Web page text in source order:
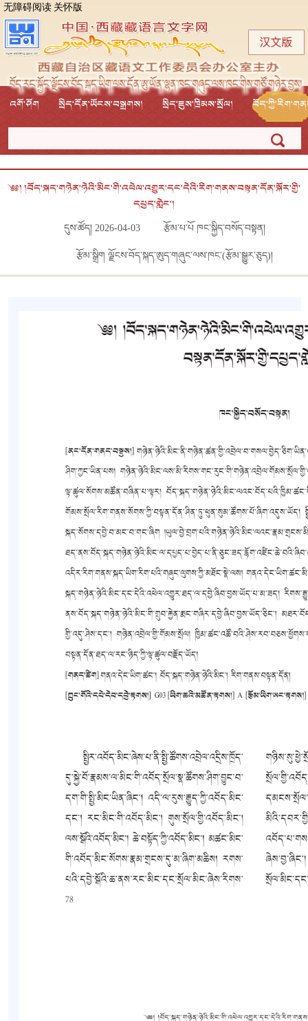
无障碍阅读关怀版
འགོ་ཤོག སྲིད་དོན་ཡོངས་བསྒྲགས། སྲིད་ཇུས་ཁྲིམས་སྲོལ།
༄༅། །བོད་སྐད་གཉེན་ཉེའི་མིང་གི་འཕེལ་འགྱུར་དང་དེའི་རིག་གནས་བསྟན་དོན་སྐོར་གྱི་
དཔྱད་གླེང་།
དུས་ཚོད། 2026-04-03 རྩོམ་པ་པོ ཁང་སྐྱིད་བསོད་བསྟན།
རྩོམ་སྒྲིག ལྗོངས་བོད་སྐད་ཨུད་གཞུང་ལས་ཁང་(རྩོམ་སྒྱུར་ཅུད)།